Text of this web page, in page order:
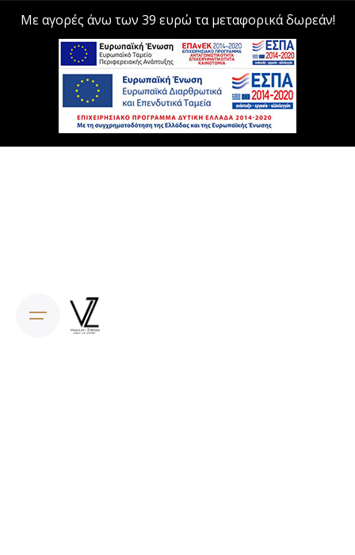
Με αγορές άνω των 39 ευρώ τα μεταφορικά δωρεάν!